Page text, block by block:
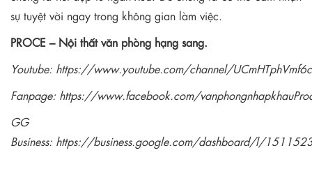
sự tuyệt vời ngay trong không gian làm việc.
PROCE – Nội thất văn phòng hạng sang.
Youtube: https://www.youtube.com/channel/
Fanpage: https://www.facebook.com/
GG
Business: https://business.google.com/dashboard/l/